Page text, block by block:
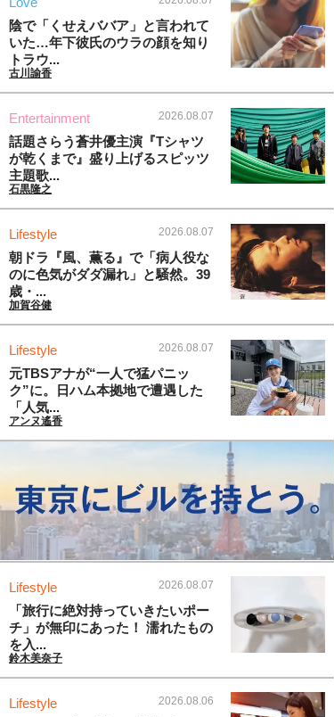
陰で「くせえババア」と言われて
いた…年下彼氏のウラの顔を知り
トラウ...
古川諭香
Entertainment 2026.08.07
話題さらう蒼井優主演『Tシャツ
が乾くまで』盛り上げるスピッツ
主題歌...
石黒隆之
Lifestyle 2026.08.07
朝ドラ『風、薫る』で「病人役な
のに色気がダダ漏れ」と騒然。39
歳・...
加賀谷健
Lifestyle 2026.08.07
元TBSアナが“一人で猛パニッ
ク”に。日ハム本拠地で遭遇した
「人気...
アンヌ遙香
Lifestyle 2026.08.07
「旅行に絶対持っていきたいポー
チ」が無印にあった！ 濡れたもの
を入...
鈴木美奈子
Lifestyle 2026.08.06